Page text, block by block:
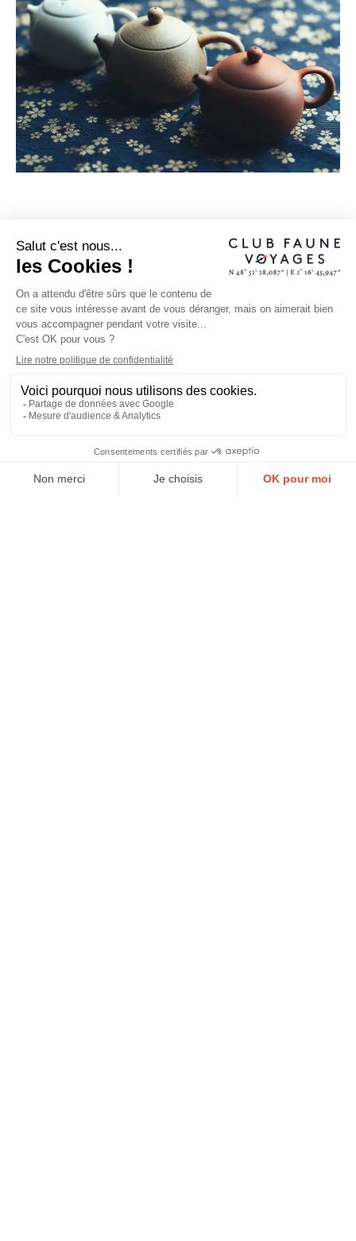
Art du tatouage
Au Japon, le tatouage est un art même s’il est peut-être
l’art le plus controversé. Les premiers ouvrages imprimés au
Japon sur le sujet datent du VIIIe siècle. On y distingue un
tatouage noble, réservé aux personnes illustres, et un
tatouage à la connotation négative, réservé aux criminels.
groupes sociaux en marge: criminels (comme les Yakuzas),
prisonniers et autres résidentes de quartiers de plaisir. Il